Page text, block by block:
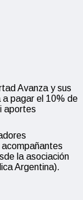
Avanza y sus
a pagar el 10% de
aportes
la asociación
Argentina).